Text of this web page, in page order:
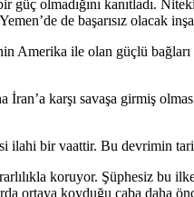
olmadığını kanıtladı.
de başarısız olacak
Amerika ile olan güçlü
karşı savaşa girmiş
ilahi bir vaattir. Bu devrimin
koruyor. Şüphesiz bu
ortaya koyduğu çaba daha